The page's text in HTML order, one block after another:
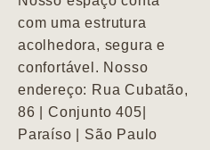
com uma estrutura
acolhedora, segura e
confortável. Nosso
endereço: Rua Cubatão,
86 | Conjunto 405|
Paraíso | São Paulo